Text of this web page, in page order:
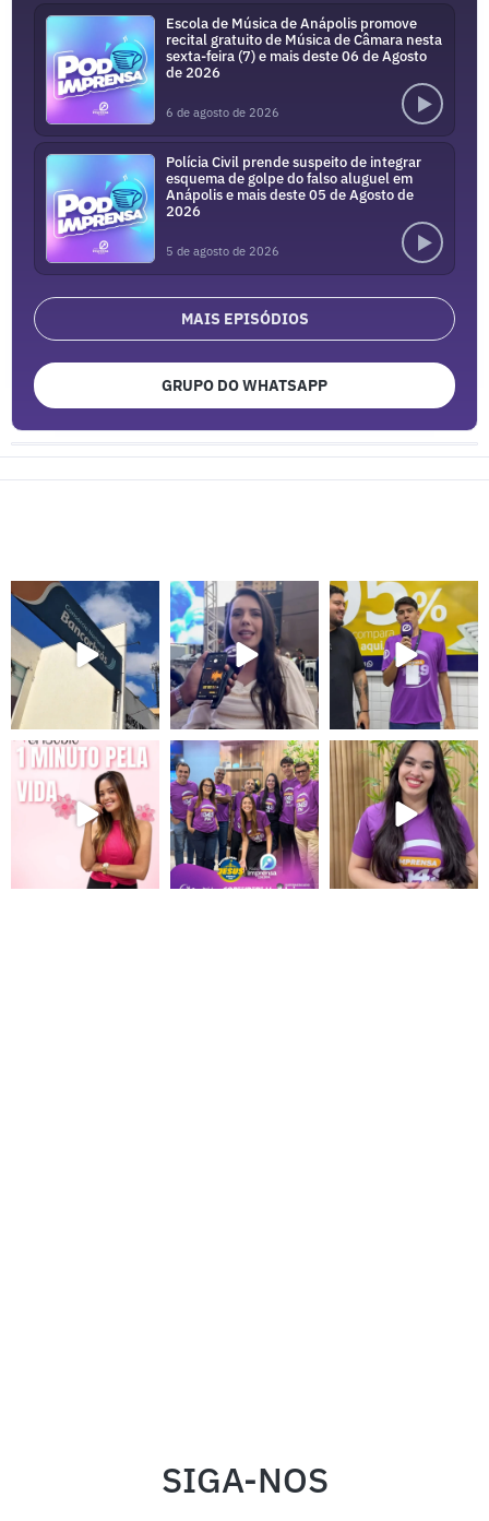
Escola de Música de Anápolis promove
recital gratuito de Música de Câmara nesta
sexta-feira (7) e mais deste 06 de Agosto
de 2026
6 de agosto de 2026
Polícia Civil prende suspeito de integrar
esquema de golpe do falso aluguel em
Anápolis e mais deste 05 de Agosto de
2026
5 de agosto de 2026
MAIS EPISÓDIOS
GRUPO DO WHATSAPP
SIGA-NOS